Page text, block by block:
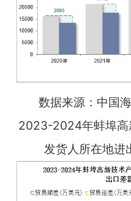
数据来源：中国
2023-2024年蚌埠高
发货人所在地进